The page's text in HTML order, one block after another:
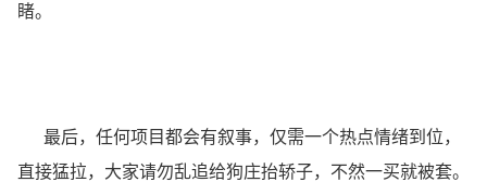
睹。
最后，任何项目都会有叙事，仅需一个热点情绪到位，
直接猛拉，大家请勿乱追给狗庄抬轿子，不然一买就被套。